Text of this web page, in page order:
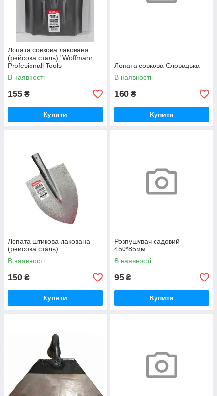
Лопата совкова лакована
(рейсова сталь) "Woffmann
Profesionall Tools
В наявності
155 ₴
Купити
Лопата совкова Словацька
В наявності
160 ₴
Купити
Лопата штикова лакована
(рейсова сталь)
В наявності
150 ₴
Купити
Розпушувач садовий
450*85мм
В наявності
95 ₴
Купити